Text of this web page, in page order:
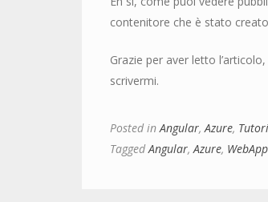
contenitore che è stato
Grazie per aver letto
scrivermi.
Posted inAngular,Azure,
TaggedAngular,Azure, WebApp